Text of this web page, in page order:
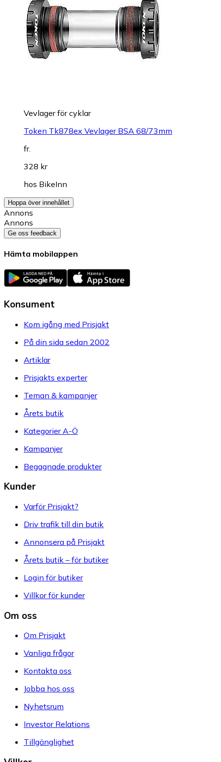
Vevlager för cyklar
Token Tk878ex Vevlager BSA 68/73mm
fr.
328 kr
hos BikeInn
Hoppa över innehållet
Annons
Annons
Ge oss feedback
Hämta mobilappen
Konsument
Kom igång med Prisjakt
På din sida sedan 2002
Artiklar
Prisjakts experter
Teman & kampanjer
Årets butik
Kategorier A-Ö
Kampanjer
Begagnade produkter
Kunder
Varför Prisjakt?
Driv trafik till din butik
Annonsera på Prisjakt
Årets butik – för butiker
Login för butiker
Villkor för kunder
Om oss
Om Prisjakt
Vanliga frågor
Kontakta oss
Jobba hos oss
Nyhetsrum
Investor Relations
Tillgänglighet